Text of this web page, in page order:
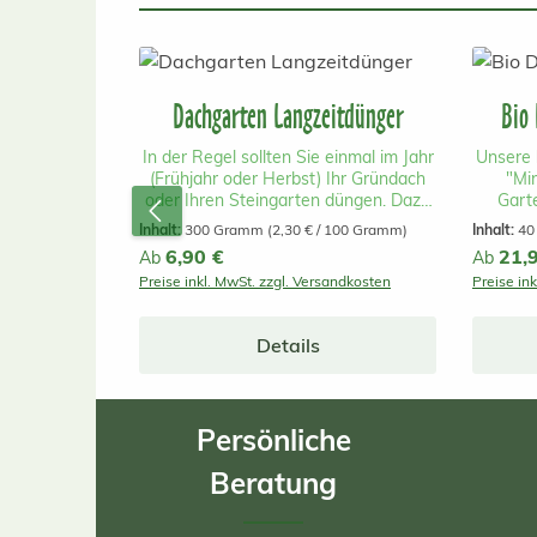
Produktgalerie überspringen
Dachgarten Langzeitdünger
In der Regel sollten Sie einmal im Jahr
(Frühjahr oder Herbst) Ihr Gründach
oder Ihren Steingarten düngen. Dazu
verwenden Sie ausschließlich eine
Mischung aus organischem und
mineralischem Langzeitdünger (4 - 9
Monate und längere Düngewirkung je
begrünte Fläche ausstreuen. Nehmen
pro Quadratmeter Grünfläche. Unser
organisch-mineralischer
und für mehrere Monate. Wir
verwenden für unsere
Inhalt:300 Gramm (2,30 € / 100 Gramm)
Regulärer Preis:
Ab 6,90 €
Preise inkl. MwSt. zzgl. Versandkosten
Details
(bis
und
der
Inhalt:
Ab
Preise
Persönliche
Beratung